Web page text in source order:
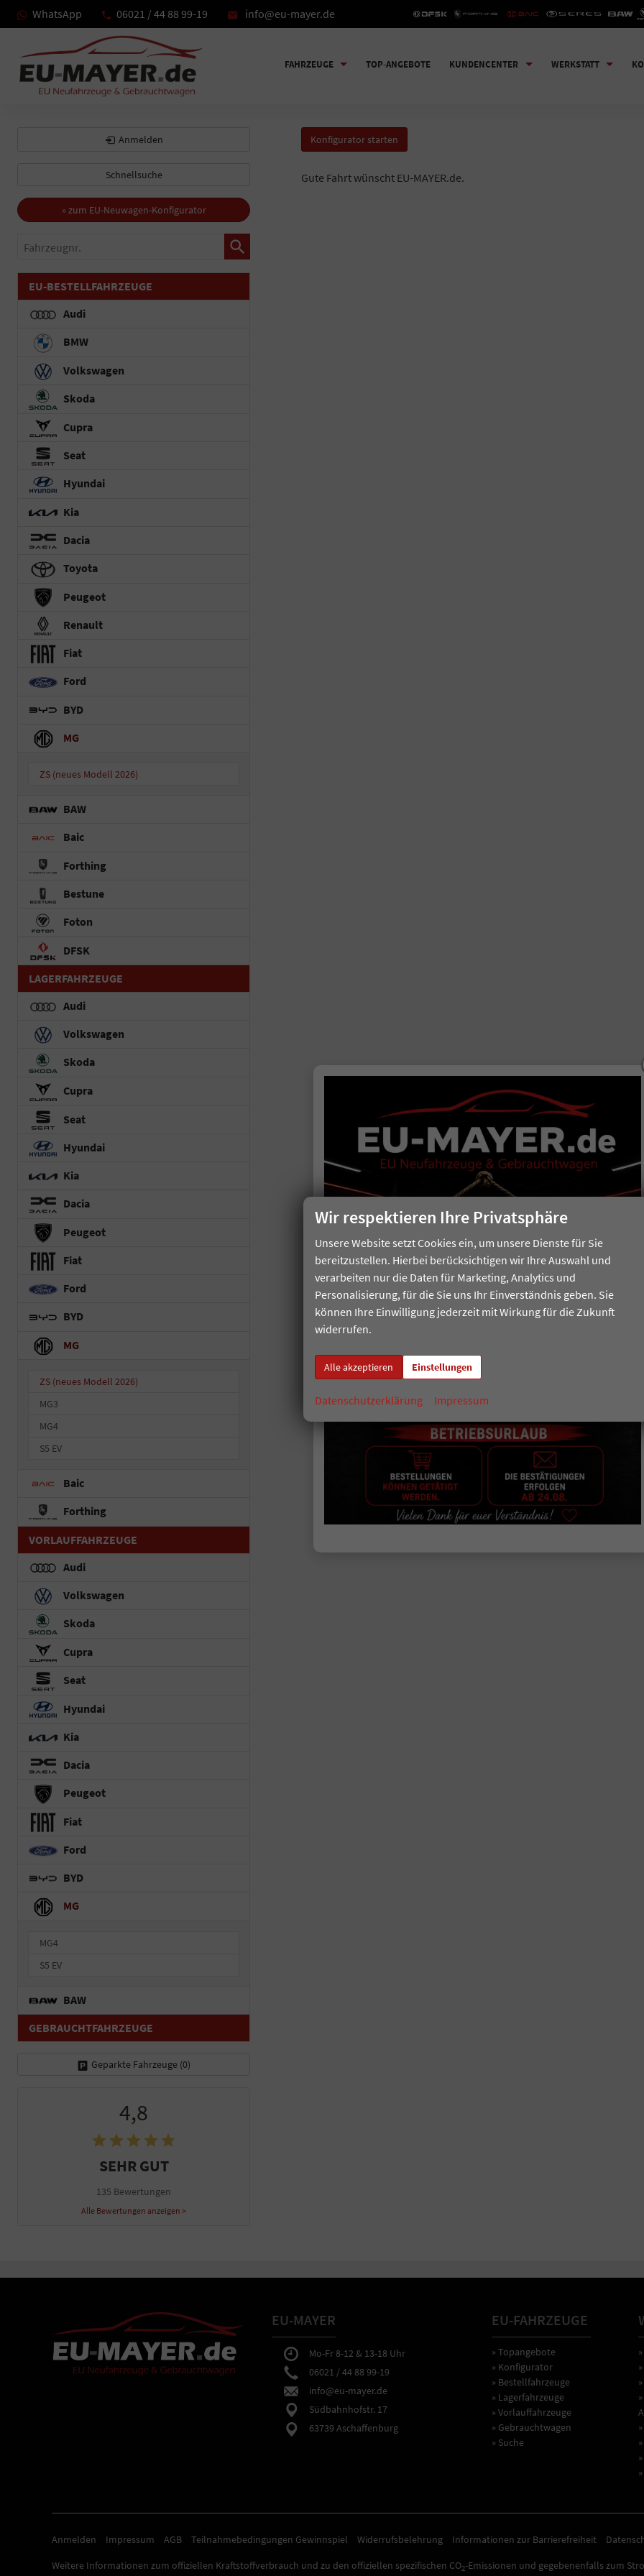
WhatsApp 06021 / 44 88 99-19 info@eu-mayer.de
FAHRZEUGE TOP-ANGEBOTE KUNDENCENTER WERKSTATT
Konfigurator starten
Gute Fahrt wünscht EU-MAYER.de.
Anmelden
Schnellsuche
» zum EU-Neuwagen-Konfigurator
Fahrzeugnr.
EU-BESTELLFAHRZEUGE
Audi
BMW
Volkswagen
Skoda
Cupra
Seat
Hyundai
Kia
Dacia
Toyota
Peugeot
Renault
Fiat
Ford
BYD
MG
ZS (neues Modell 2026)
BAW
Baic
Forthing
Bestune
Foton
DFSK
LAGERFAHRZEUGE
Audi
Volkswagen
Skoda
Cupra
Seat
Hyundai
Kia
Dacia
Peugeot
Fiat
Ford
BYD
MG
ZS (neues Modell 2026)
MG3
MG4
S5 EV
Baic
Forthing
VORLAUFFAHRZEUGE
Audi
Volkswagen
Skoda
Cupra
Seat
Hyundai
Kia
Dacia
Peugeot
Fiat
Ford
BYD
MG
MG4
S5 EV
BAW
GEBRAUCHTFAHRZEUGE
Geparkte Fahrzeuge (0)
4,8
SEHR GUT
135 Bewertungen
Alle Bewertungen anzeigen >
EU-MAYER
Mo-Fr 8-12 & 13-18 Uhr
06021 / 44 88 99-19
info@eu-mayer.de
Südbahnhofstr. 17
63739 Aschaffenburg
EU-FAHRZEUGE
» Topangebote
» Konfigurator
» Bestellfahrzeuge
» Lagerfahrzeuge
» Vorlauffahrzeuge
» Gebrauchtwagen
» Suche
Anmelden Impressum AGB Teilnahmebedingungen Gewinnspiel Widerrufsbelehrung Informationen zur Barrierefreiheit
Weitere Informationen zum offiziellen Kraftstoffverbrauch und zu den offiziellen spezifischen CO2-Emissionen und gegebenenfalls zum
Wir respektieren Ihre Privatsphäre
Unsere Website setzt Cookies ein, um unsere Dienste für Sie
bereitzustellen. Hierbei berücksichtigen wir Ihre Auswahl und
verarbeiten nur die Daten für Marketing, Analytics und
Personalisierung, für die Sie uns Ihr Einverständnis geben. Sie
können Ihre Einwilligung jederzeit mit Wirkung für die Zukunft
widerrufen.
Alle akzeptieren Einstellungen
Datenschutzerklärung Impressum